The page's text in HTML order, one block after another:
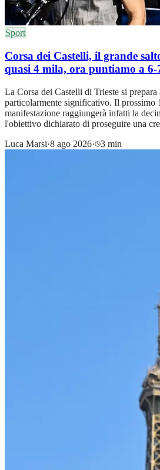
Sport
Corsa dei Castelli, il grande
quasi 4 mila, ora puntiamo a
La Corsa dei Castelli di Trieste si
particolarmente significativo. Il prossimo
manifestazione raggiungerà infatti la
l'obiettivo dichiarato di proseguire una
Luca Marsi·8 ago 2026· 3 min